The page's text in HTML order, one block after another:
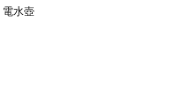
電水壺